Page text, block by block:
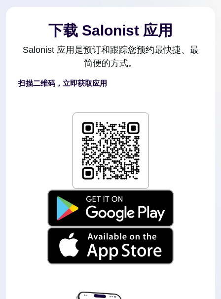
下载 Salonist 应用
Salonist 应用是预订和跟踪您预约最快捷、最
简便的方式。
扫描二维码，立即获取应用